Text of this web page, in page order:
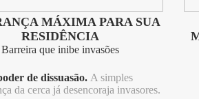
MÁXIMA PARA SUA
RESIDÊNCIA
Barreira que inibe invasões
de dissuasão. A simples
da cerca já desencoraja invasores.